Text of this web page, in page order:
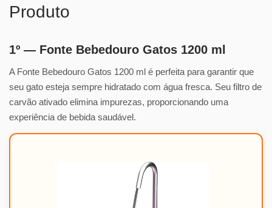
Produto
1º — Fonte Bebedouro Gatos 1200 ml
A Fonte Bebedouro Gatos 1200 ml é perfeita para garantir que
seu gato esteja sempre hidratado com água fresca. Seu filtro de
carvão ativado elimina impurezas, proporcionando uma
experiência de bebida saudável.